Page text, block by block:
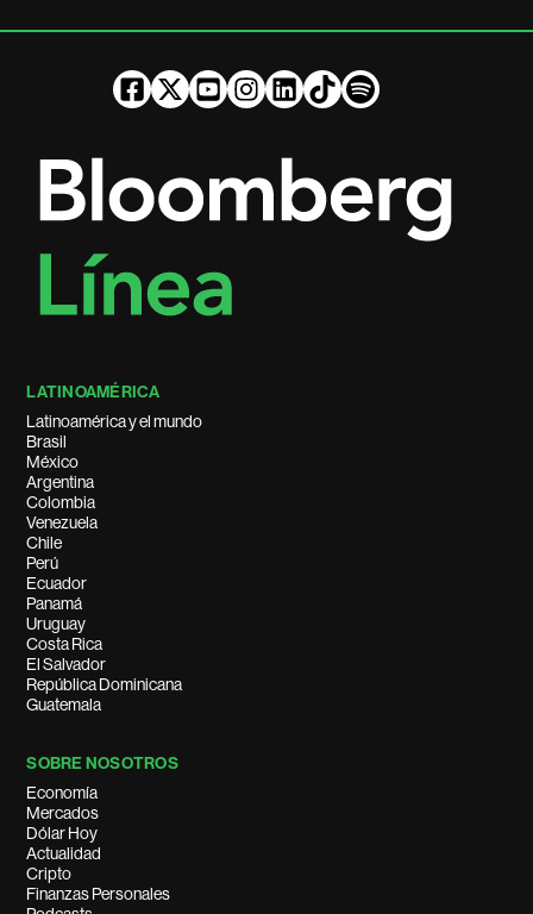
LATINOAMÉRICA
Latinoamérica y el mundo
Brasil
México
Argentina
Colombia
Venezuela
Chile
Perú
Ecuador
Panamá
Uruguay
Costa Rica
El Salvador
República Dominicana
Guatemala
SOBRE NOSOTROS
Economía
Mercados
Dólar Hoy
Actualidad
Cripto
Finanzas Personales